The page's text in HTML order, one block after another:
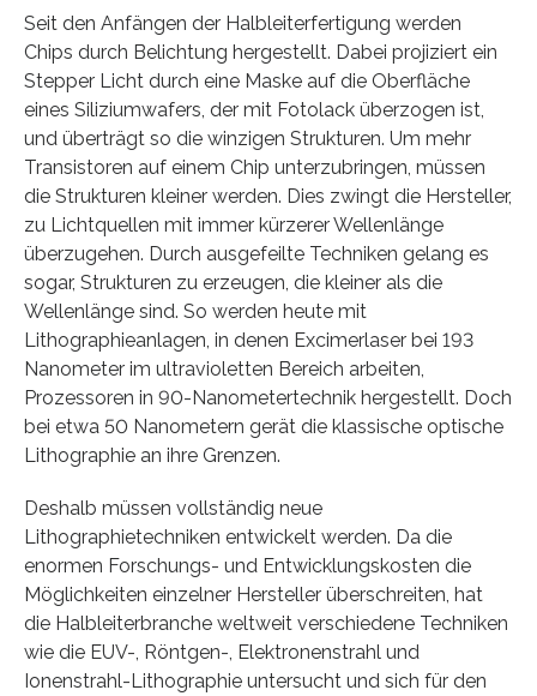
Seit den Anfängen der Halbleiterfertigung werden
Chips durch Belichtung hergestellt. Dabei projiziert ein
Stepper Licht durch eine Maske auf die Oberfläche
eines Siliziumwafers, der mit Fotolack überzogen ist,
und überträgt so die winzigen Strukturen. Um mehr
Transistoren auf einem Chip unterzubringen, müssen
die Strukturen kleiner werden. Dies zwingt die Hersteller,
zu Lichtquellen mit immer kürzerer Wellenlänge
überzugehen. Durch ausgefeilte Techniken gelang es
sogar, Strukturen zu erzeugen, die kleiner als die
Wellenlänge sind. So werden heute mit
Lithographieanlagen, in denen Excimerlaser bei 193
Nanometer im ultravioletten Bereich arbeiten,
Prozessoren in 90-Nanometertechnik hergestellt. Doch
bei etwa 50 Nanometern gerät die klassische optische
Lithographie an ihre Grenzen.
Deshalb müssen vollständig neue
Lithographietechniken entwickelt werden. Da die
enormen Forschungs- und Entwicklungskosten die
Möglichkeiten einzelner Hersteller überschreiten, hat
die Halbleiterbranche weltweit verschiedene Techniken
wie die EUV-, Röntgen-, Elektronenstrahl und
Ionenstrahl-Lithographie untersucht und sich für den